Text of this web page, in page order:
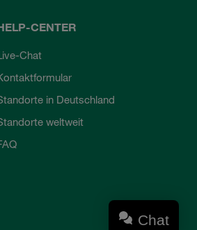
CENTER
Chat
in Deutschland
weltweit
Chat